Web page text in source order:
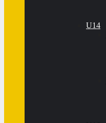
U14